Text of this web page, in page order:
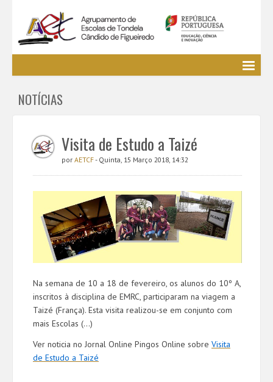
EE / Alunos
Cursos Profissionais
Bibliotecas
Media AETCF
Utilizador não identificado. (Entrar)
NOTÍCIAS
Visita de Estudo a Taizé
por AETCF- Quinta, 15 Março 2018, 14:32
Na semana de 10 a 18 de fevereiro, os alunos do 10º A,
inscritos à disciplina de EMRC, participaram na viagem a
Taizé (França). Esta visita realizou-se em conjunto com
mais Escolas (...)
Ver noticia no Jornal Online Pingos Online sobre Visita
de Estudo a Taizé